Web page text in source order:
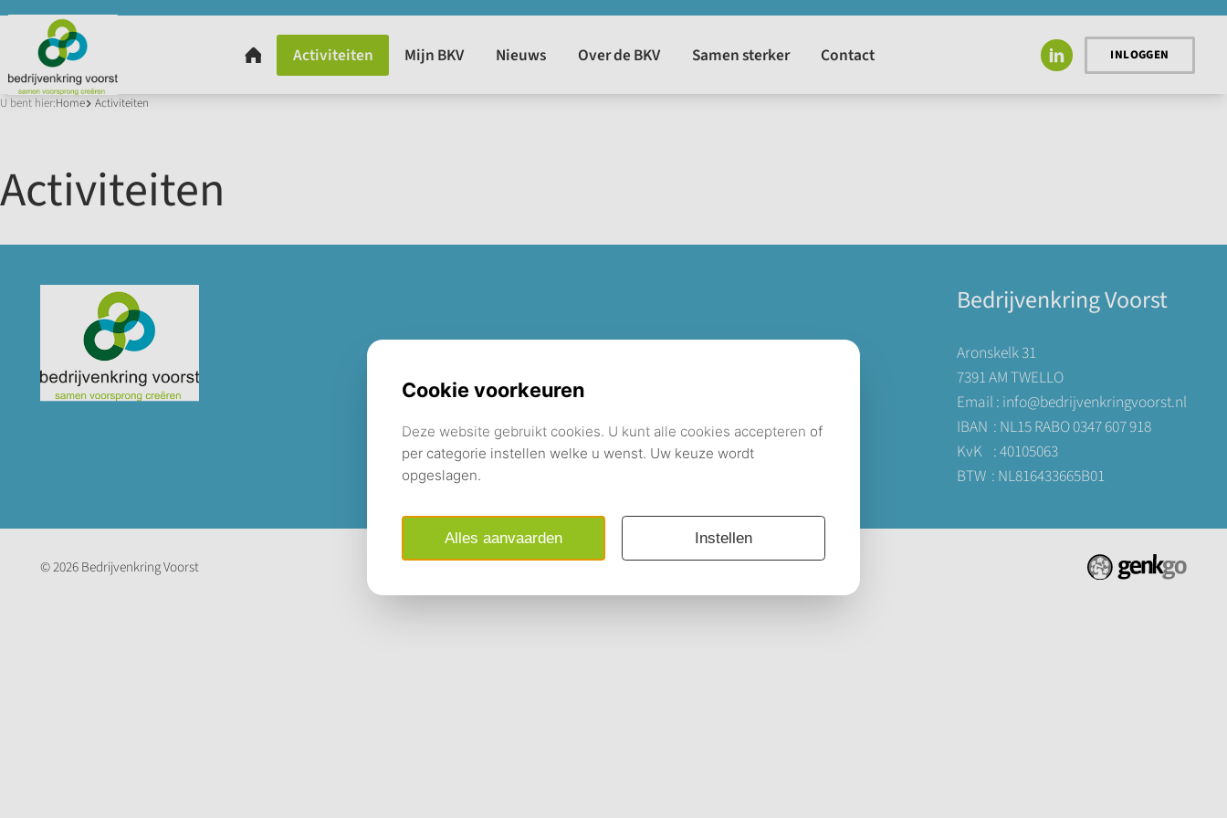
INLOGGEN
U bent hier:Home Activiteiten
Activiteiten
Bedrijvenkring Voorst
Aronskelk 31
7391 AM TWELLO
Email : info@bedrijvenkringvoorst.nl
IBAN : NL15 RABO 0347 607 918
KvK : 40105063
BTW : NL816433665B01
© 2026Bedrijvenkring Voorst